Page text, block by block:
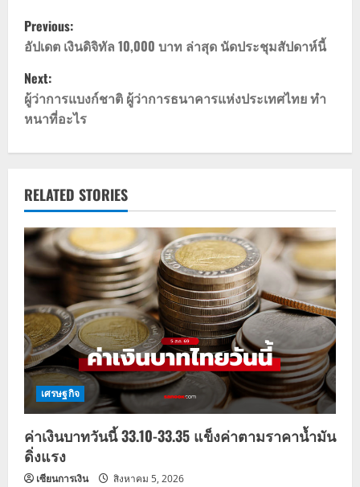
P
o
s
t
n
a
v
i
g
a
t
i
o
n
Previous:
อัปเดต เงินดิจิทัล 10,000 บาท ล่าสุด นัดประชุมสัปดาห์นี้
Next:
ผู้ว่าการแบงก์ชาติ ผู้ว่าการธนาคารแห่งประเทศไทย ทำ
หนาที่อะไร
RELATED STORIES
เศรษฐกิจ
ค่าเงินบาทวันนี้ 33.10-33.35 แข็งค่าตามราคาน้ำมัน
ดิ่งแรง
เซียนการเงิน สิงหาคม 5, 2026